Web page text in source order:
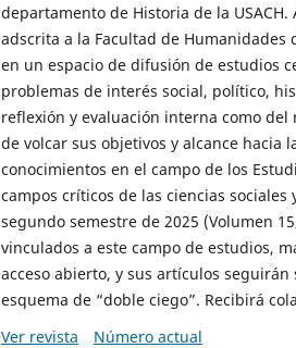
departamento de Historia de la
adscrita a la Facultad de
en un espacio de difusión de estudios
problemas de interés social, político,
reflexión y evaluación interna como
de volcar sus objetivos y alcance
conocimientos en el campo de los
campos críticos de las ciencias
segundo semestre de 2025 (Volumen
vinculados a este campo de estudios,
acceso abierto, y sus artículos
esquema de “doble ciego”. Recibirá
Ver revista
Número actual